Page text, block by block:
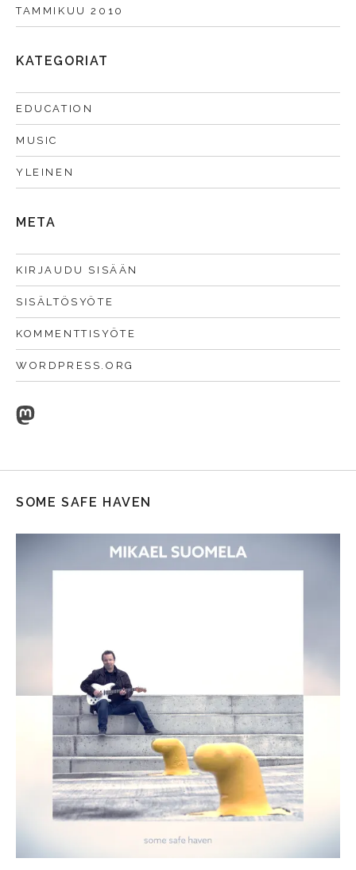
TAMMIKUU 2010
KATEGORIAT
EDUCATION
MUSIC
YLEINEN
META
KIRJAUDU SISÄÄN
SISÄLTÖSYÖTE
KOMMENTTISYÖTE
WORDPRESS.ORG
Mastodon
SOME SAFE HAVEN